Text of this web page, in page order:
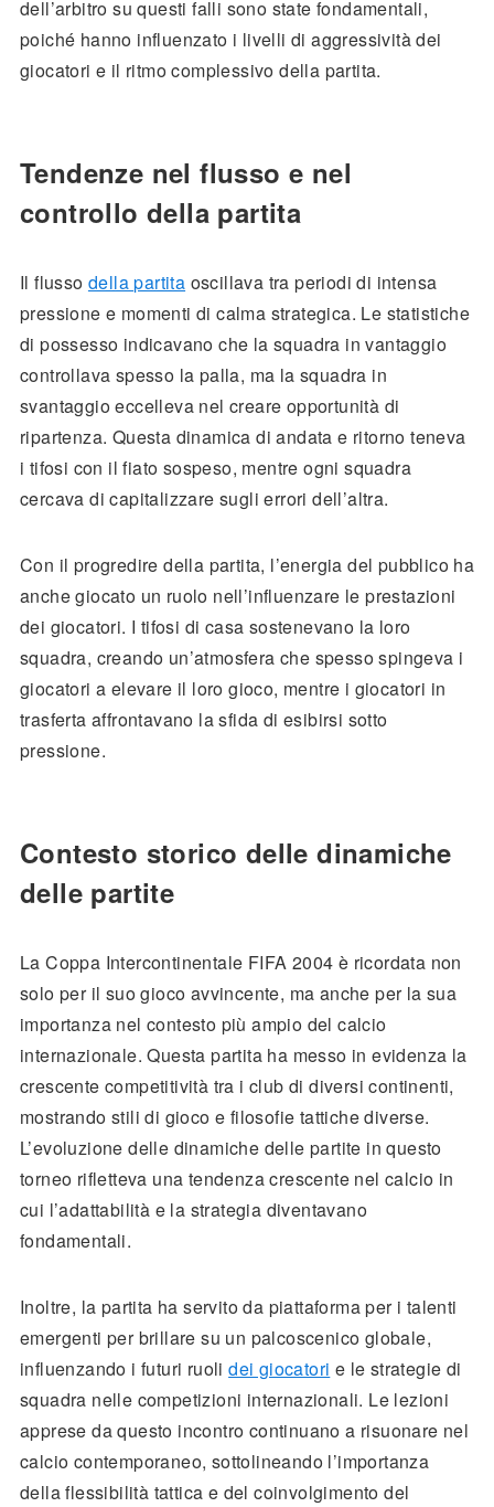
dell’arbitro su questi falli sono state fondamentali,
poiché hanno influenzato i livelli di aggressività dei
giocatori e il ritmo complessivo della partita.
Tendenze nel flusso e nel
controllo della partita
Il flusso della partita oscillava tra periodi di intensa
pressione e momenti di calma strategica. Le statistiche
di possesso indicavano che la squadra in vantaggio
controllava spesso la palla, ma la squadra in
svantaggio eccelleva nel creare opportunità di
ripartenza. Questa dinamica di andata e ritorno teneva
i tifosi con il fiato sospeso, mentre ogni squadra
cercava di capitalizzare sugli errori dell’altra.
Con il progredire della partita, l’energia del pubblico ha
anche giocato un ruolo nell’influenzare le prestazioni
dei giocatori. I tifosi di casa sostenevano la loro
squadra, creando un’atmosfera che spesso spingeva i
giocatori a elevare il loro gioco, mentre i giocatori in
trasferta affrontavano la sfida di esibirsi sotto
pressione.
Contesto storico delle dinamiche
delle partite
La Coppa Intercontinentale FIFA 2004 è ricordata non
solo per il suo gioco avvincente, ma anche per la sua
importanza nel contesto più ampio del calcio
internazionale. Questa partita ha messo in evidenza la
crescente competitività tra i club di diversi continenti,
mostrando stili di gioco e filosofie tattiche diverse.
L’evoluzione delle dinamiche delle partite in questo
torneo rifletteva una tendenza crescente nel calcio in
cui l’adattabilità e la strategia diventavano
fondamentali.
Inoltre, la partita ha servito da piattaforma per i talenti
emergenti per brillare su un palcoscenico globale,
influenzando i futuri ruolidei giocatori e le strategie di
squadra nelle competizioni internazionali. Le lezioni
apprese da questo incontro continuano a risuonare nel
calcio contemporaneo, sottolineando l’importanza
della flessibilità tattica e del coinvolgimento del